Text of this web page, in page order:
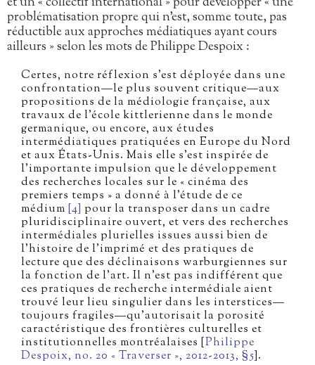
problématisation propre qui n’est, somme toute, pas
réductible aux approches médiatiques ayant cours
ailleurs » selon les mots de Philippe Despoix :
Certes, notre réflexion s’est déployée dans une
confrontation—le plus souvent critique—aux
propositions de la médiologie française, aux
travaux de l’école kittlerienne dans le monde
germanique, ou encore, aux études
intermédiatiques pratiquées en Europe du Nord
et aux États-Unis. Mais elle s’est inspirée de
l’importante impulsion que le développement
des recherches locales sur le « cinéma des
premiers temps » a donné à l’étude de ce
médium [4] pour la transposer dans un cadre
pluridisciplinaire ouvert, et vers des recherches
intermédiales plurielles issues aussi bien de
l’histoire de l’imprimé et des pratiques de
lecture que des déclinaisons warburgiennes sur
la fonction de l’art. Il n’est pas indifférent que
ces pratiques de recherche intermédiale aient
trouvé leur lieu singulier dans les interstices—
toujours fragiles—qu’autorisait la porosité
caractéristique des frontières culturelles et
institutionnelles montréalaises [Philippe
Despoix, no. 20 « Traverser », 2012-2013, §5].